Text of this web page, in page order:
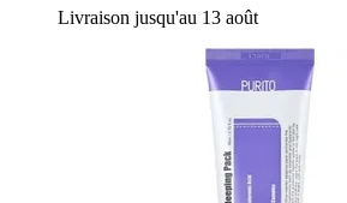
Livraison jusqu'au 13 août